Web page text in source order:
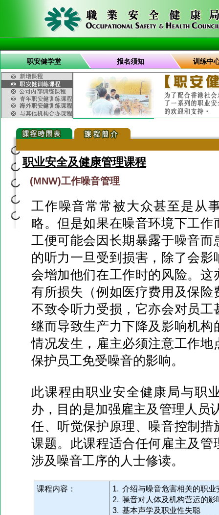
职安健学堂 报名须知 训练中
职业安全及健康管理课程
(MNW)工作噪音管理
工作噪音常常被大众甚至是从
略。但是如果在噪音环境下工作
工便可能会因长期暴露于噪音而
的听力一旦受到损害，除了会影
会增加他们在工作时的风险。这
有所损失（例如医疗费用及保险
不致令听力受损，它亦会对员工
继而导致生产力下降及影响机构
情况发生，雇主必须注意工作地
保护员工免受噪音的影响。
此课程由职业安全健康局与职
办，目的是加强雇主及管理人员
任、听觉保护原理、噪音控制措
课题。此课程适合任何雇主及管
涉及噪音工序的人士修读。
课程内容：
1. 介绍与噪音危害相关的职业
2. 噪音对人体及机构营运的影
3. 基本声学及职业性失聪